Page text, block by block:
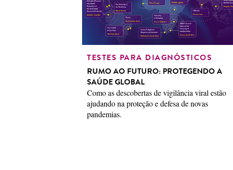
TESTES PARA DIAGNÓSTICOS
RUMO AO FUTURO: PROTEGENDO A
SAÚDE GLOBAL
Como as descobertas de vigilância viral estão
ajudando na proteção e defesa de novas
pandemias.